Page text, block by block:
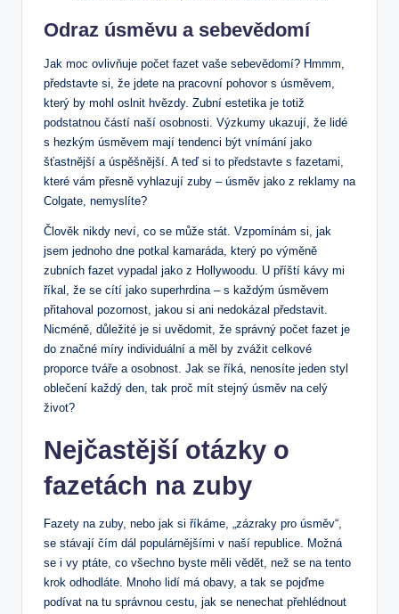
Odraz úsměvu a sebevědomí
Jak moc ovlivňuje počet fazet vaše sebevědomí? Hmmm,
představte si, že jdete na pracovní pohovor s úsměvem,
který by mohl oslnit hvězdy. Zubní estetika je totiž
podstatnou částí naší osobnosti. Výzkumy ukazují, že lidé
s hezkým úsměvem mají tendenci být vnímání jako
šťastnější a úspěšnější. A teď si to představte s fazetami,
které vám přesně vyhlazují zuby – úsměv jako z reklamy na
Colgate, nemyslíte?
Člověk nikdy neví, co se může stát. Vzpomínám si, jak
jsem jednoho dne potkal kamaráda, který po výměně
zubních fazet vypadal jako z Hollywoodu. U příští kávy mi
říkal, že se cítí jako superhrdina – s každým úsměvem
přitahoval pozornost, jakou si ani nedokázal představit.
Nicméně, důležité je si uvědomit, že správný počet fazet je
do značné míry individuální a měl by zvážit celkové
proporce tváře a osobnost. Jak se říká, nenosíte jeden styl
oblečení každý den, tak proč mít stejný úsměv na celý
život?
Nejčastější otázky o
fazetách na zuby
Fazety na zuby, nebo jak si říkáme, „zázraky pro úsměv“,
se stávají čím dál populárnějšími v naší republice. Možná
se i vy ptáte, co všechno byste měli vědět, než se na tento
krok odhodláte. Mnoho lidí má obavy, a tak se pojďme
podívat na tu správnou cestu, jak se nenechat přehlédnout